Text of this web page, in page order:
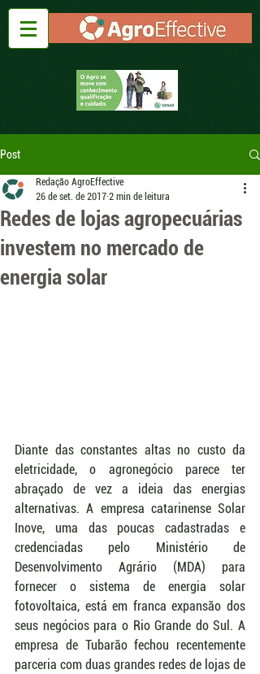
Post
Redes de lojas agropecuárias
investem no mercado de
energia solar
Redação AgroEffective
26 de set. de 2017 2 min de leitura
Diante das constantes altas no custo da
eletricidade, o agronegócio parece ter
abraçado de vez a ideia das energias
alternativas. A empresa catarinense Solar
Inove, uma das poucas cadastradas e
credenciadas pelo Ministério de
Desenvolvimento Agrário (MDA) para
fornecer o sistema de energia solar
fotovoltaica, está em franca expansão dos
seus negócios para o Rio Grande do Sul. A
empresa de Tubarão fechou recentemente
parceria com duas grandes redes de lojas de